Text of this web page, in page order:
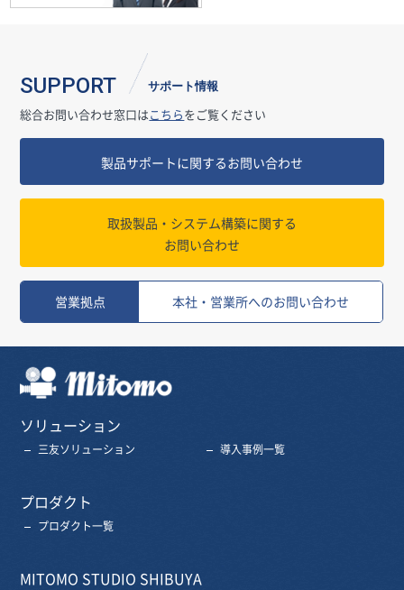
SUPPORT サポート情報
総合お問い合わせ窓口はこちらをご覧ください
製品サポートに関するお問い合わせ
取扱製品・システム構築に関する
お問い合わせ
営業拠点 本社・営業所へのお問い合わせ
ソリューション
三友ソリューション 導入事例一覧
プロダクト
プロダクト一覧
MITOMO STUDIO SHIBUYA